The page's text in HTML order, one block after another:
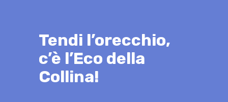
Tendi l’orecchio,
c’è l’Eco della
Collina!